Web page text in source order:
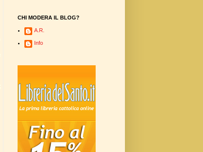
CHI MODERA IL BLOG?
A.R.
Info